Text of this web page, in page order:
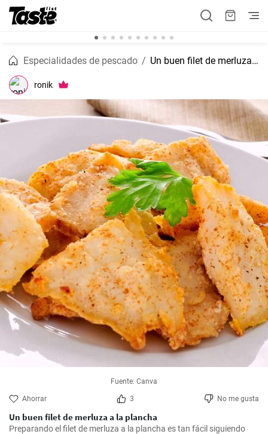
Especialidades de pescado Un buen filet de merluza a la plancha
ronik
Fuente: Canva
Ahorrar 3 No me gusta
Un buen filet de merluza a la plancha
Preparando el filet de merluza a la plancha es tan fácil siguiendo